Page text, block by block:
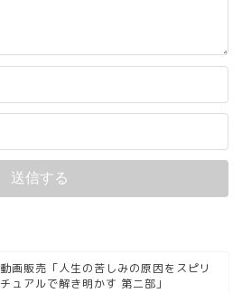
動画販売「人生の苦しみの原因をスピリ
チュアルで解き明かす 第二部」